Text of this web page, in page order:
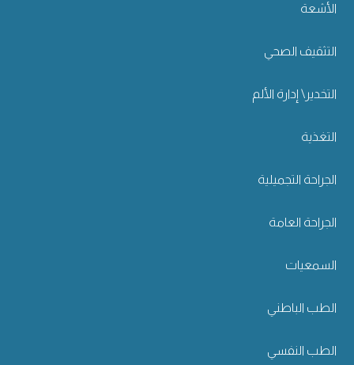
الأشعة
التثقيف الصحي
التخدير\ إدارة الألم
التغذية
الجراحة التجميلية
الجراحة العامة
السمعيات
الطب الباطني
الطب النفسي